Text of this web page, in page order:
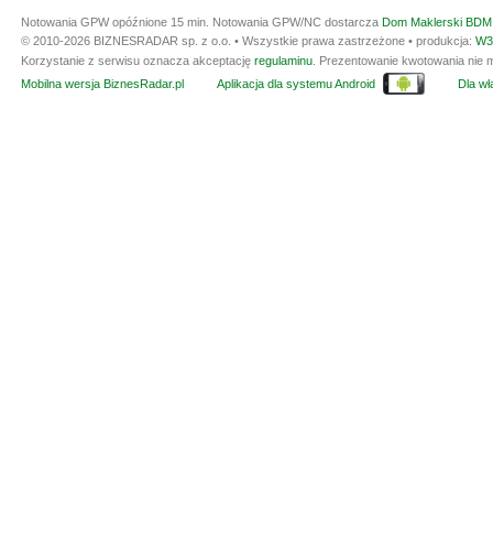
Notowania GPW opóźnione 15 min. Notowania GPW/NC dostarcza Dom Maklerski
© 2010-2026 BIZNESRADAR sp. z o.o. • Wszystkie prawa zastrzeżone • produkcja:
Korzystanie z serwisu oznacza akceptację regulaminu . Prezentowanie kwotowania
Mobilna wersja BiznesRadar.pl
Aplikacja dla systemu Android Dla